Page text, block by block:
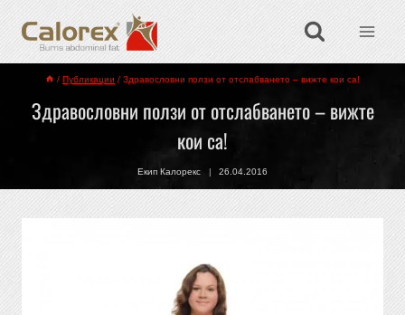
/ Публикации / Здравословни ползи от отслабването – вижте кои са!
Здравословни ползи от отслабването – вижте
кои са!
Екип Калорекс 26.04.2016